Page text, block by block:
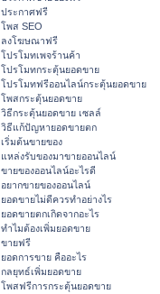
ประกาศฟรี
โพส SEO
ลงโฆษณาฟรี
โปรโมทเพจร้านค้า
โปรโมทกระตุ้นยอดขาย
โปรโมทฟรีออนไลน์กระตุ้นยอดขาย
โพสกระตุ้นยอดขาย
วิธีกระตุ้นยอดขาย เซลล์
วิธีแก้ปัญหายอดขายตก
เริ่มต้นขายของ
แหล่งรับของมาขายออนไลน์
ขายของออนไลน์อะไรดี
อยากขายของออนไลน์
ยอดขายไม่ดีควรทำอย่างไร
ยอดขายตกเกิดจากอะไร
ทำไมต้องเพิ่มยอดขาย
ขายฟรี
ยอดการขาย คืออะไร
กลยุทธ์เพิ่มยอดขาย
โพสฟรีการกระตุ้นยอดขาย